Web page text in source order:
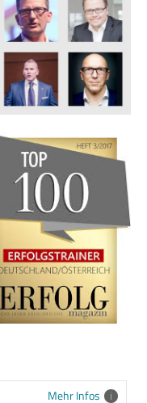
Mehr Infos